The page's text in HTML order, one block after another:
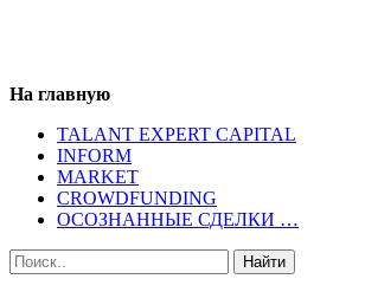
На главную
TALANT EXPERT CAPITAL
INFORM
MARKET
CROWDFUNDING
ОСОЗНАННЫЕ СДЕЛКИ …